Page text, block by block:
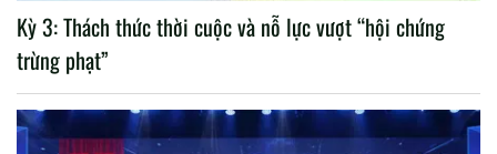
Kỳ 3: Thách thức thời cuộc và nỗ lực vượt “hội chứng
trừng phạt”